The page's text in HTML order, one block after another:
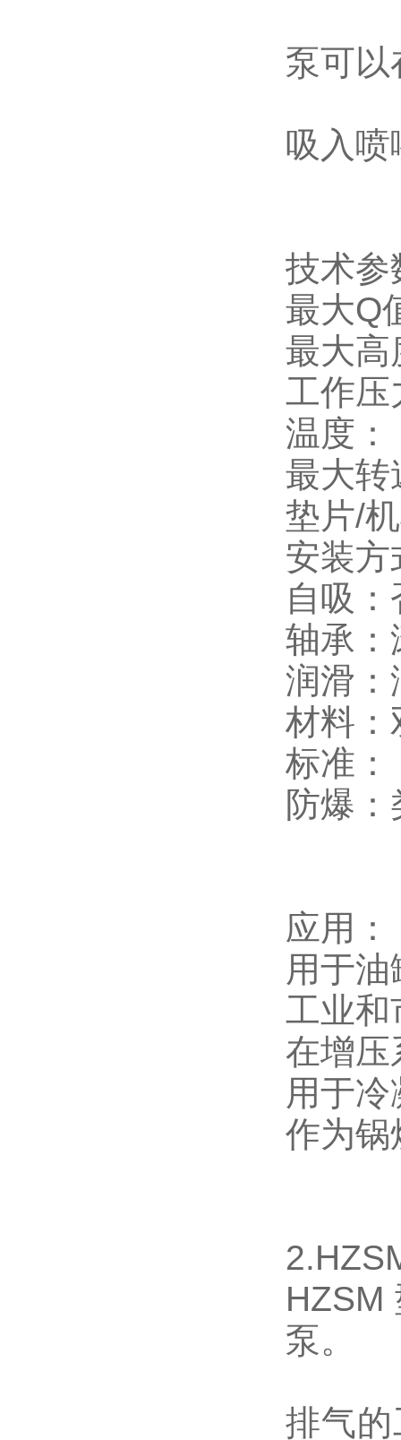
泵可以
吸入喷
技术参
最大Q
最大高
工作压
温度：
最大转
垫片/
安装方
自吸：
轴承：
润滑：
材料：
标准：
防爆
应用：
用于油
工业和
在增压
用于
作为锅
HZSM
泵。
排气